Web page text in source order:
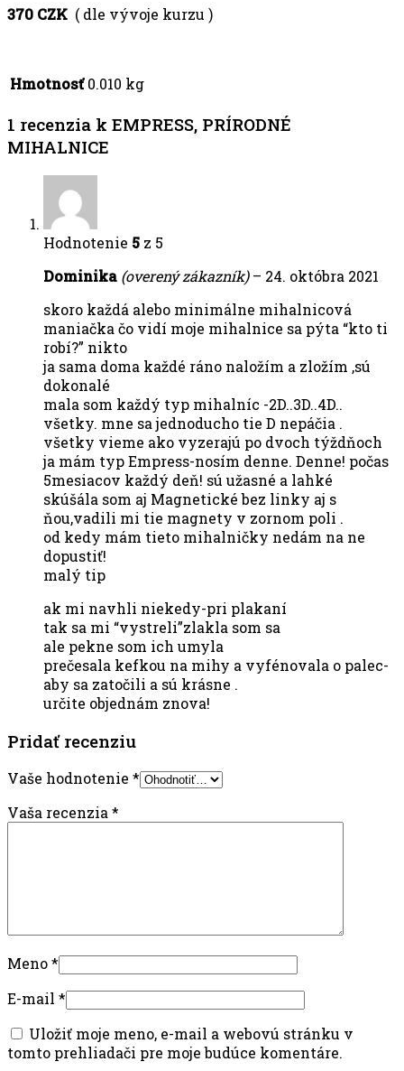
370 CZK ( dle vývoje kurzu )
Hmotnosť 0.010 kg
1 recenzia k EMPRESS, PRÍRODNÉ
MIHALNICE
Hodnotenie 5 z 5
Dominika (overený zákazník) – 24. októbra 2021
skoro každá alebo minimálne mihalnicová
maniačka čo vidí moje mihalnice sa pýta “kto ti
robí?” nikto
ja sama doma každé ráno naložím a zložím ,sú
dokonalé
mala som každý typ mihalníc -2D..3D..4D..
všetky. mne sa jednoducho tie D nepáčia .
všetky vieme ako vyzerajú po dvoch týždňoch
ja mám typ Empress-nosím denne. Denne! počas
5mesiacov každý deň! sú užasné a lahké
skúšála som aj Magnetické bez linky aj s
ňou,vadili mi tie magnety v zornom poli .
od kedy mám tieto mihalničky nedám na ne
dopustiť!
malý tip
ak mi navhli niekedy-pri plakaní
tak sa mi “vystreli”zlakla som sa
ale pekne som ich umyla
prečesala kefkou na mihy a vyfénovala o palec-
aby sa zatočili a sú krásne .
určite objednám znova!
Pridať recenziu
Vaše hodnotenie *
Vaša recenzia*
Meno*
E-mail *
Uložiť moje meno, e-mail a webovú stránku v
tomto prehliadači pre moje budúce komentáre.